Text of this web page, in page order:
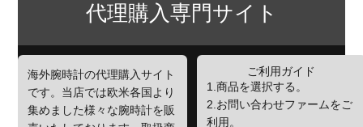
代理購入専門サイト
海外腕時計の代理購入サイト
です。当店では欧米各国より
集めました様々な腕時計を販
ご利用ガイド
1.商品を選択する。
2.お問い合わせファームをご
利用。